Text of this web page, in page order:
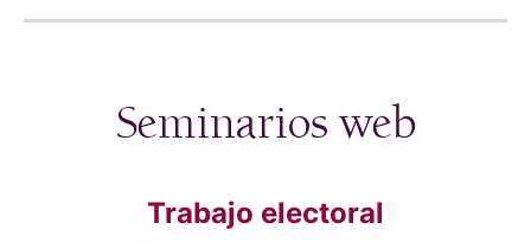
Seminarios web
Trabajo electoral